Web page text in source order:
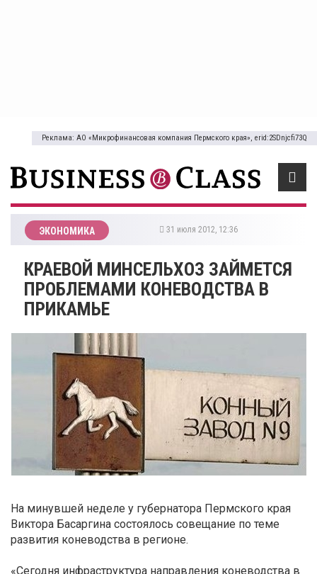
Реклама: АО «Микрофинансовая компания Пермского края», erid:2SDnjcfi73Q
ЭКОНОМИКА 31 июля 2012, 12:36
КРАЕВОЙ МИНСЕЛЬХОЗ ЗАЙМЕТСЯ
ПРОБЛЕМАМИ КОНЕВОДСТВА В
ПРИКАМЬЕ
На минувшей неделе у губернатора Пермского края
Виктора Басаргина состоялось совещание по теме
развития коневодства в регионе.
«Сегодня инфраструктура направления коневодства в